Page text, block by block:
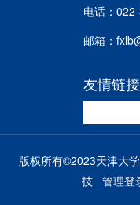
电话：
邮箱：
友情链接
版权所有©2023天津大
技 管理登